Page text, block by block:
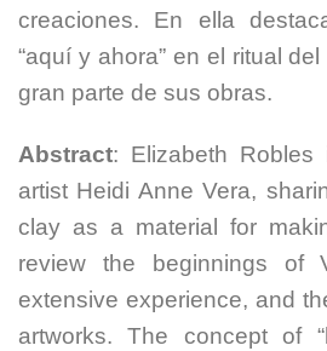
creaciones. En ella
“aquí y ahora” en el ritual
gran parte de sus obras.
Abstract: Elizabeth Robles
artist Heidi Anne Vera,
clay as a material for
review the beginnings of
extensive experience, and
artworks. The concept of